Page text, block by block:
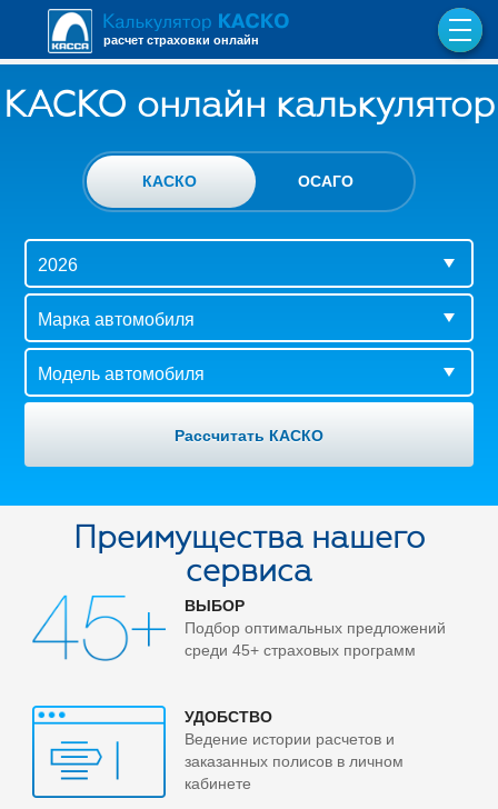
расчет страховки онлайн
КАСКО онлайн калькулятор
КАСКО ОСАГО
Преимущества нашего
сервиса
ВЫБОР
Подбор оптимальных предложений
среди 45+ страховых программ
УДОБСТВО
Ведение истории расчетов и
заказанных полисов в личном
кабинете